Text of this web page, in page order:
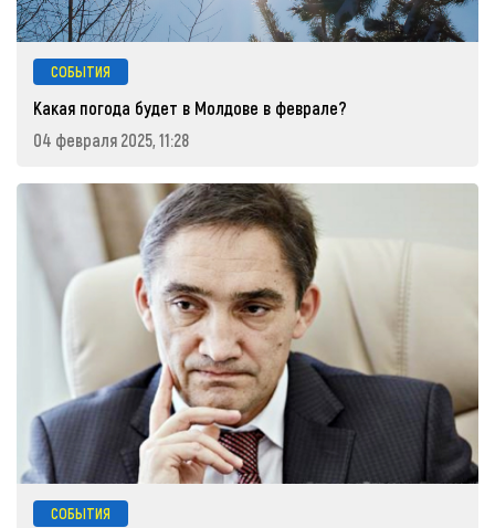
СОБЫТИЯ
Какая погода будет в Молдове в феврале?
04 февраля 2025, 11:28
СОБЫТИЯ